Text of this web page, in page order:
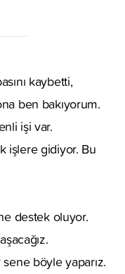
kaybetti,
ben bakıyorum.
işi var.
işlere gidiyor. Bu
destek oluyor.
sene böyle yaparız.